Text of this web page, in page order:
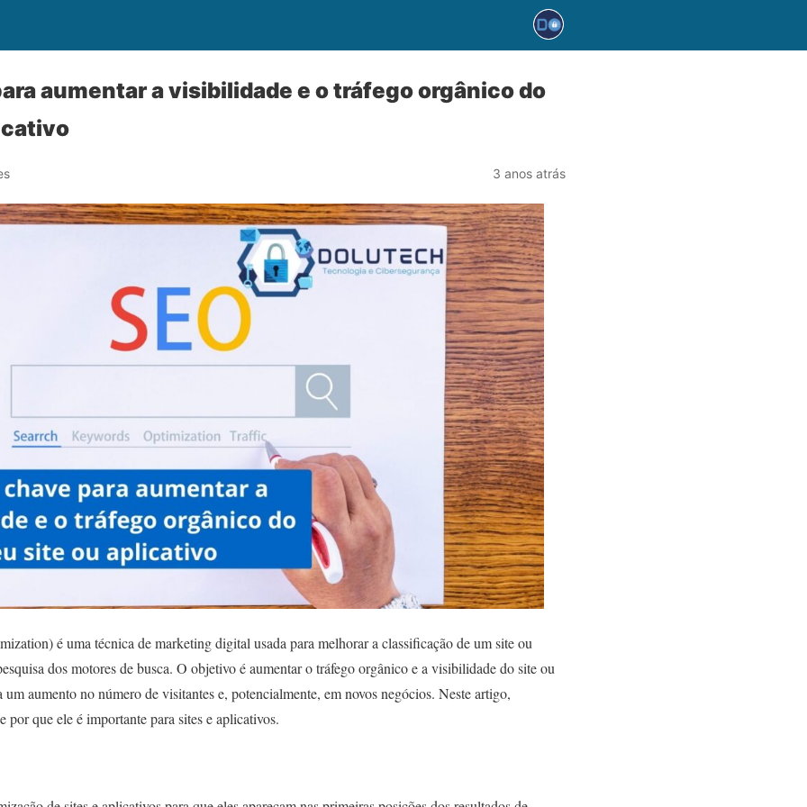
aumentar a visibilidade e o tráfego orgânico do
3 anos atrás
é uma técnica de marketing digital usada para melhorar a classificação de um site ou
dos motores de busca. O objetivo é aumentar o tráfego orgânico e a visibilidade do site ou
aumento no número de visitantes e, potencialmente, em novos negócios. Neste artigo,
por que ele é importante para sites e aplicativos.